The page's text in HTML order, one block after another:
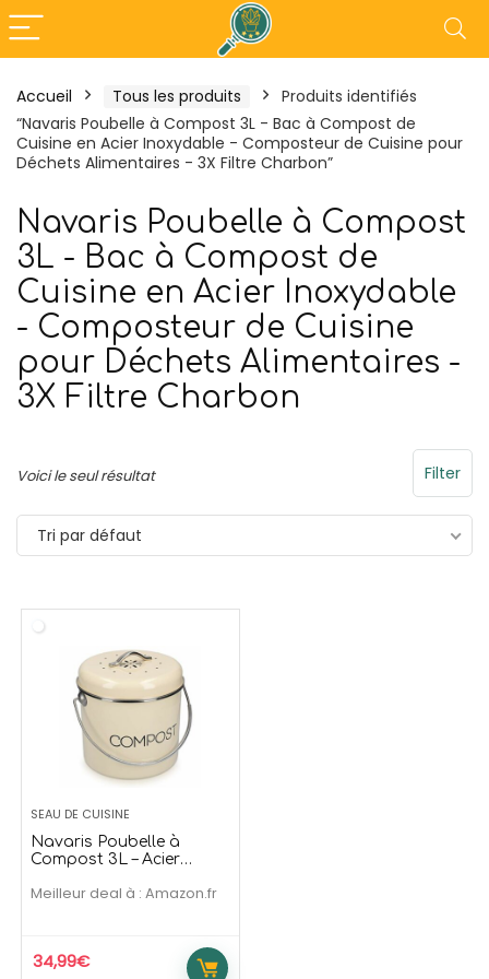
- 18%
Tefal Maxi Plancha XXL –
Offre temporaire
209,90
Offre temporaire
Accueil Tous les produits
Produits identifiés
“Navaris Poubelle à Compost 3L - Bac à Compost de
Cuisine en Acier Inoxydable - Composteur de Cuisine pour
Déchets Alimentaires - 3X Filtre Charbon”
Navaris Poubelle à Compost
3L - Bac à Compost de
Cuisine en Acier Inoxydable
- Composteur de Cuisine
pour Déchets Alimentaires -
3X Filtre Charbon
Filter
Voici le seul résultat
Tri par défaut
SEAU DE CUISINE
Navaris Poubelle à
Compost 3L – Acier
Meilleur deal à : Amazon.fr
34,99€